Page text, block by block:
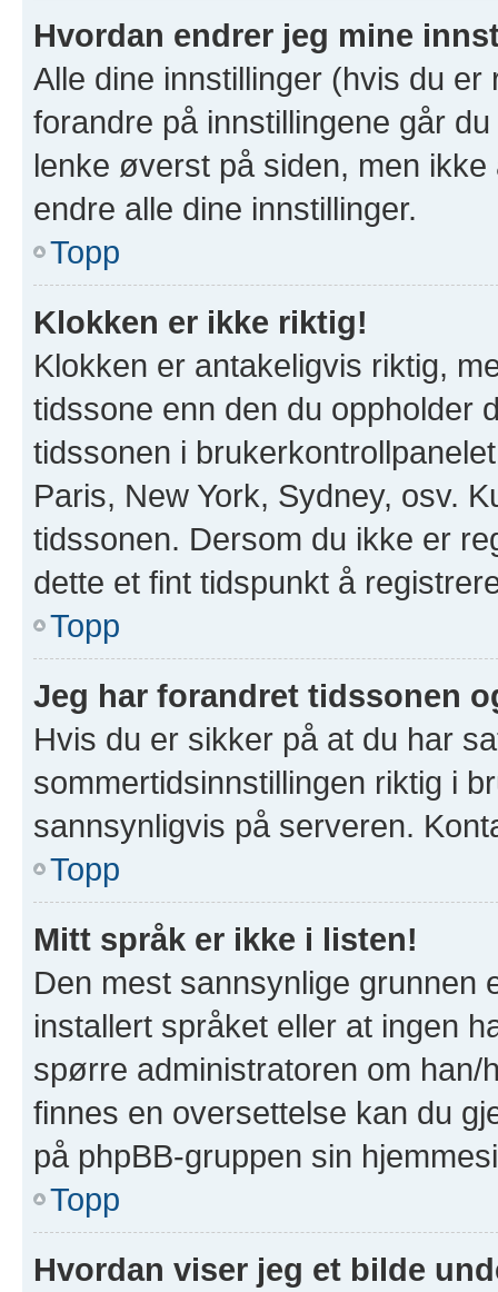
Hvordan endrer jeg mine
Alle dine innstillinger (hvis du
forandre på innstillingene går
lenke øverst på siden, men
endre alle dine innstillinger.
Topp
Klokken er ikke riktig!
Klokken er antakeligvis riktig,
tidssone enn den du oppholder
tidssonen i
Paris, New York, Sydney, osv.
tidssonen. Dersom du ikke er
dette et fint tidspunkt å
Topp
Jeg har forandret tidssonen
Hvis du er sikker på at du har
sommertidsinnstillingen riktig i
sannsynligvis på serveren.
Topp
Mitt språk er ikke i listen!
Den mest sannsynlige grunnen
installert språket eller at ingen
spørre administratoren om
finnes en oversettelse kan du
på phpBB-gruppen sin
Topp
Hvordan viser jeg et bilde